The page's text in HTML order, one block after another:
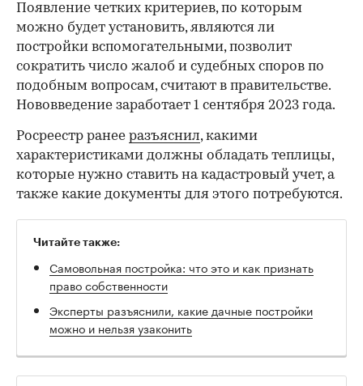
Появление четких критериев, по которым
можно будет установить, являются ли
постройки вспомогательными, позволит
сократить число жалоб и судебных споров по
подобным вопросам, считают в правительстве.
Нововведение заработает 1 сентября 2023 года.
Росреестр ранее разъяснил, какими
характеристиками должны обладать теплицы,
которые нужно ставить на кадастровый учет, а
также какие документы для этого потребуются.
Читайте также:
Самовольная постройка: что это и как признать
право собственности
Эксперты разъяснили, какие дачные постройки
можно и нельзя узаконить